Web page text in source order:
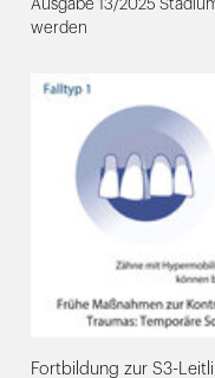
Ausgabe 13/2025
werden
Fortbildung zur S3-